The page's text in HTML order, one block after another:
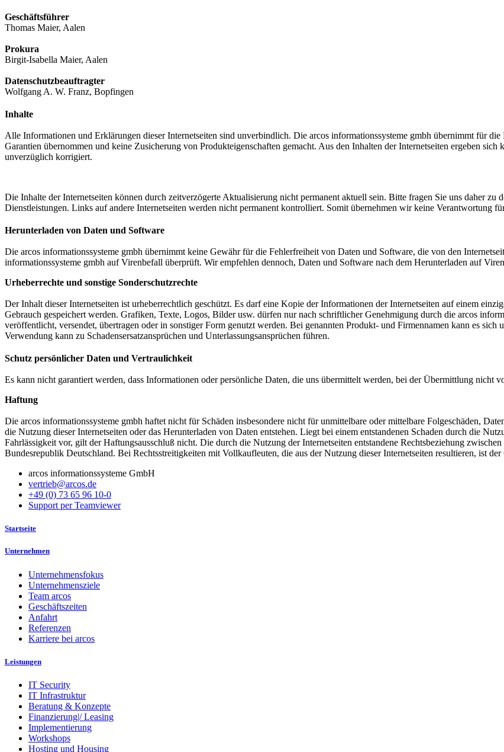
Geschäftsführer
Thomas Maier, Aalen
Prokura
Birgit-Isabella Maier, Aalen
Datenschutzbeauftragter
Wolfgang A. W. Franz, Bopfingen
Inhalte
Alle Informationen und Erklärungen dieser Internetseiten sind unverbindlich. Die arcos informationssysteme gmbh übernimmt für
Garantien übernommen und keine Zusicherung von Produkteigenschaften gemacht. Aus den Inhalten der Internetseiten ergeben
unverzüglich korrigiert.
Die Inhalte der Internetseiten können durch zeitverzögerte Aktualisierung nicht permanent aktuell sein. Bitte fragen Sie uns daher zu
Dienstleistungen. Links auf andere Internetseiten werden nicht permanent kontrolliert. Somit übernehmen wir keine Verantwortung
Herunterladen von Daten und Software
Die arcos informationssysteme gmbh übernimmt keine Gewähr für die Fehlerfreiheit von Daten und Software, die von den
informationssysteme gmbh auf Virenbefall überprüft. Wir empfehlen dennoch, Daten und Software nach dem Herunterladen auf
Urheberrechte und sonstige Sonderschutzrechte
Der Inhalt dieser Internetseiten ist urheberrechtlich geschützt. Es darf eine Kopie der Informationen der Internetseiten auf einem
Gebrauch gespeichert werden. Grafiken, Texte, Logos, Bilder usw. dürfen nur nach schriftlicher Genehmigung durch die arcos
veröffentlicht, versendet, übertragen oder in sonstiger Form genutzt werden. Bei genannten Produkt- und Firmennamen kann es
Verwendung kann zu Schadensersatzansprüchen und Unterlassungsansprüchen führen.
Schutz persönlicher Daten und Vertraulichkeit
Es kann nicht garantiert werden, dass Informationen oder persönliche Daten, die uns übermittelt werden, bei der Übermittlung nicht
Haftung
Die arcos informationssysteme gmbh haftet nicht für Schäden insbesondere nicht für unmittelbare oder mittelbare Folgeschäden,
die Nutzung dieser Internetseiten oder das Herunterladen von Daten entstehen. Liegt bei einem entstandenen Schaden durch die
Fahrlässigkeit vor, gilt der Haftungsausschluß nicht. Die durch die Nutzung der Internetseiten entstandene Rechtsbeziehung
Bundesrepublik Deutschland. Bei Rechtsstreitigkeiten mit Vollkaufleuten, die aus der Nutzung dieser Internetseiten resultieren, ist
arcos informationssysteme GmbH
vertrieb@arcos.de
+49 (0) 73 65 96 10-0
Support per Teamviewer
Startseite
Unternehmen
Unternehmensfokus
Unternehmensziele
Team arcos
Geschäftszeiten
Anfahrt
Referenzen
Karriere bei arcos
Leistungen
IT Security
IT Infrastruktur
Beratung & Konzepte
Finanzierung|/ Leasing
Implementierung
Workshops
Hosting und Housing